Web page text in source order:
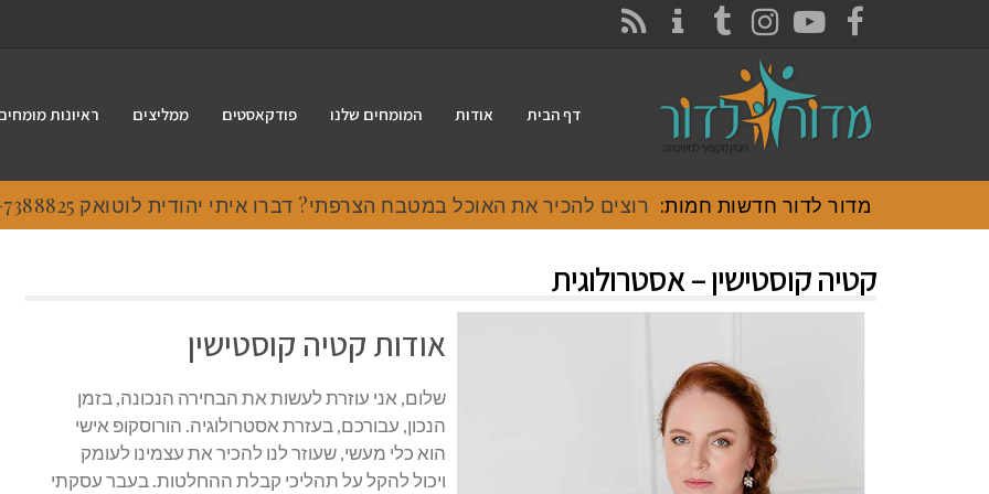
FACEBOOK
YOUTUBE
INSTAGRAM
TUMBLR
דף הבית אודות המומחים שלנו פודקאסטים ממליצים ראיונות
מדור לדור חדשות חמות: רוצים להכיר את האוכל במטבח הצרפתי? דברו איתי יהודית לוטואק 054-7388825.
קטיה קוסטישין – אסטרולוגית
אודות קטיה קוסטישין
שלום, אני עוזרת לעשות את הבחירה הנכונה, בזמן
הנכון, עבורכם, בעזרת אסטרולוגיה. הורוסקופ אישי
הוא כלי מעשי, שעוזר לנו להכיר את עצמינו לעומק
ויכול להקל על תהליכי קבלת ההחלטות. בעבר עסקתי